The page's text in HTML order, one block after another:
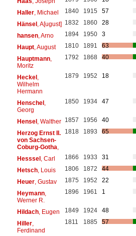
Haller, Michael 1840 1915
57
Hänsel, A[ugust] 1832 1860
28
hansen, Arno 1894 1950
3
Haupt, August 1810 1891
63
Hauptmann,
Moritz
1792 1868 40
Heckel,
Wilhelm
Hermann
1879 1952 18
Henschel,
Georg
1850 1934 47
Hensel, Walther 1857 1956
40
Herzog Ernst II.
von Sachsen-
Coburg-Gotha
1818 1893 65
Hesssel, Carl 1866 1933
31
Hetsch, Louis 1806 1872
44
Heuer, Gustav 1875 1952
22
Heymann,
Werner R.
1896 1961 1
Hildach, Eugen 1849 1924
48
Hiller,
Ferdinand
1811 1885 57